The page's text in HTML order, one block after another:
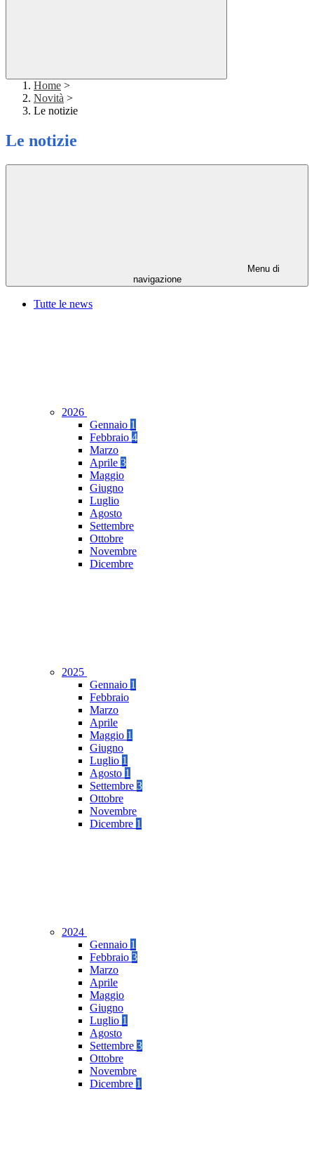
Home >
Novità >
Le notizie
Le notizie
Menu di
navigazione
Tutte le news
2026
Gennaio 1
Febbraio 4
Marzo
Aprile 3
Maggio
Giugno
Luglio
Agosto
Settembre
Ottobre
Novembre
Dicembre
2025
Gennaio 1
Febbraio
Marzo
Aprile
Maggio 1
Giugno
Luglio 1
Agosto 1
Settembre 3
Ottobre
Novembre
Dicembre 1
2024
Gennaio 1
Febbraio 3
Marzo
Aprile
Maggio
Giugno
Luglio 1
Agosto
Settembre 3
Ottobre
Novembre
Dicembre 1